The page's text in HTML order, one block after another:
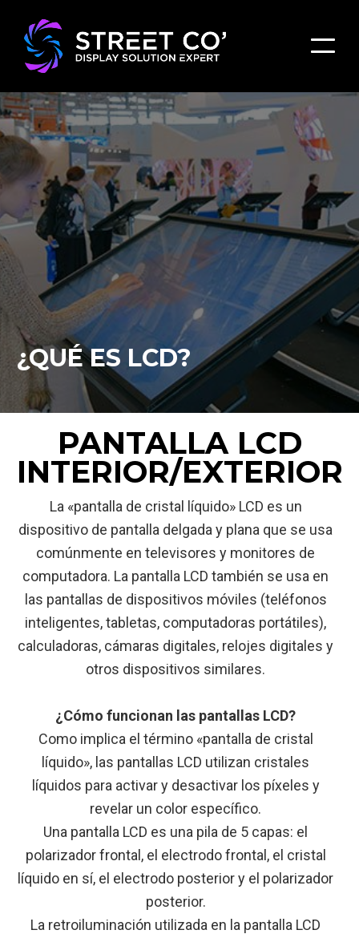
¿QUÉ ES LCD?
PANTALLA LCD
INTERIOR/EXTERIOR
La «pantalla de cristal líquido» LCD es un
dispositivo de pantalla delgada y plana que se usa
comúnmente en televisores y monitores de
computadora. La pantalla LCD también se usa en
las pantallas de dispositivos móviles (teléfonos
inteligentes, tabletas, computadoras portátiles),
calculadoras, cámaras digitales, relojes digitales y
otros dispositivos similares.
¿Cómo funcionan las pantallas LCD?
Como implica el término «pantalla de cristal
líquido», las pantallas LCD utilizan cristales
líquidos para activar y desactivar los píxeles y
revelar un color específico.
Una pantalla LCD es una pila de 5 capas: el
polarizador frontal, el electrodo frontal, el cristal
líquido en sí, el electrodo posterior y el polarizador
posterior.
La retroiluminación utilizada en la pantalla LCD